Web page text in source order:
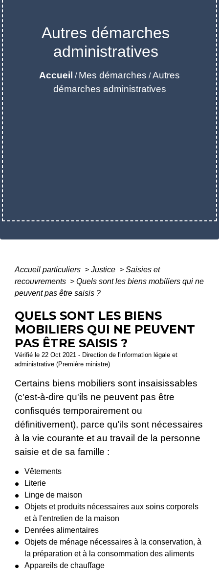
Autres démarches
administratives
Accueil / Mes démarches /Autres
démarches administratives
Accueil particuliers > Justice > Saisies et
recouvrements > Quels sont les biens mobiliers qui ne
peuvent pas être saisis ?
QUELS SONT LES BIENS
MOBILIERS QUI NE PEUVENT
PAS ÊTRE SAISIS ?
Vérifié le 22 Oct 2021 - Direction de l'information légale et
administrative (Première ministre)
Certains biens mobiliers sont insaisissables
(c'est-à-dire qu'ils ne peuvent pas être
confisqués temporairement ou
définitivement), parce qu'ils sont nécessaires
à la vie courante et au travail de la personne
saisie et de sa famille :
Vêtements
Literie
Linge de maison
Objets et produits nécessaires aux soins corporels
et à l'entretien de la maison
Denrées alimentaires
Objets de ménage nécessaires à la conservation, à
la préparation et à la consommation des aliments
Appareils de chauffage